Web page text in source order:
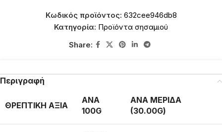
Κωδικός προϊόντος: 632cee946db8
Κατηγορία: Προϊόντα σησαμιού
Share:
Περιγραφή
ΘΡΕΠΤΙΚΗ ΑΞΙΑ
ΑΝΑ
100G
ΑΝΑ ΜΕΡΙΔΑ
(30.00G)